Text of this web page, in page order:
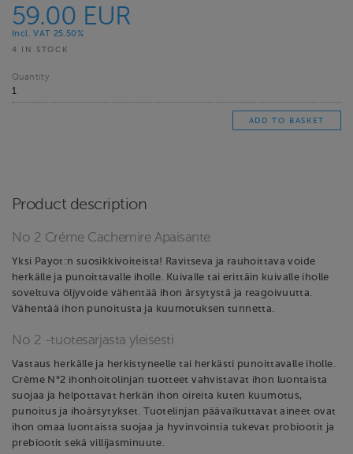
59.00 EUR
Incl. VAT 25.50%
4 IN STOCK
Quantity
Product description
No 2 Créme Cachemire Apaisante
Yksi Payot:n suosikkivoiteista! Ravitseva ja rauhoittava voide
herkälle ja punoittavalle iholle. Kuivalle tai erittäin kuivalle iholle
soveltuva öljyvoide vähentää ihon ärsytystä ja reagoivuutta.
Vähentää ihon punoitusta ja kuumotuksen tunnetta.
No 2 -tuotesarjasta yleisesti
Vastaus herkälle ja herkistyneelle tai herkästi punoittavalle iholle.
Crème N°2 ihonhoitolinjan tuotteet vahvistavat ihon luontaista
suojaa ja helpottavat herkän ihon oireita kuten kuumotus,
punoitus ja ihoärsytykset. Tuotelinjan päävaikuttavat aineet ovat
ihon omaa luontaista suojaa ja hyvinvointia tukevat probiootit ja
prebiootit sekä villijasminuute.